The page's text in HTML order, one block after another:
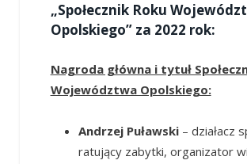
„Społecznik Roku
Opolskiego” za 2022 rok:
Nagroda główna i tytuł
Województwa Opolskiego:
Andrzej Puławski – działacz
ratujący zabytki, organizator